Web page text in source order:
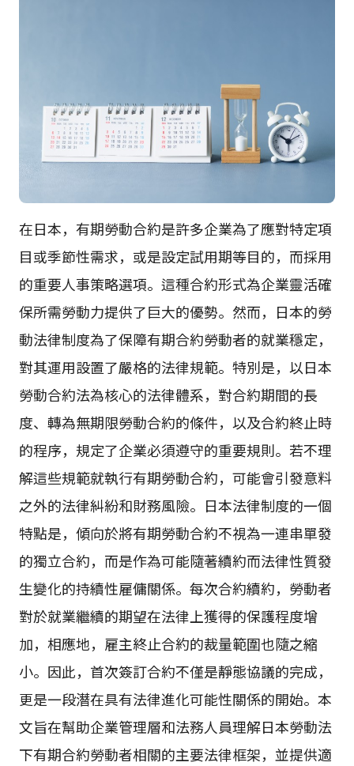
在日本，有期勞動合約是許多企業為了應對特定項
目或季節性需求，或是設定試用期等目的，而採用
的重要人事策略選項。這種合約形式為企業靈活確
保所需勞動力提供了巨大的優勢。然而，日本的勞
動法律制度為了保障有期合約勞動者的就業穩定，
對其運用設置了嚴格的法律規範。特別是，以日本
勞動合約法為核心的法律體系，對合約期間的長
度、轉為無期限勞動合約的條件，以及合約終止時
的程序，規定了企業必須遵守的重要規則。若不理
解這些規範就執行有期勞動合約，可能會引發意料
之外的法律糾紛和財務風險。日本法律制度的一個
特點是，傾向於將有期勞動合約不視為一連串單發
的獨立合約，而是作為可能隨著續約而法律性質發
生變化的持續性雇傭關係。每次合約續約，勞動者
對於就業繼續的期望在法律上獲得的保護程度增
加，相應地，雇主終止合約的裁量範圍也隨之縮
小。因此，首次簽訂合約不僅是靜態協議的完成，
更是一段潛在具有法律進化可能性關係的開始。本
文旨在幫助企業管理層和法務人員理解日本勞動法
下有期合約勞動者相關的主要法律框架，並提供適